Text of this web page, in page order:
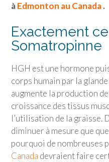
àEdmonton au Canada.
Exactement
Somatropinne
HGH est une hormone
corps humain par la
augmente la production
croissance des tissus
l’utilisation de la graisse.
diminuer à mesure que
pourquoi de nombreuses
Canada devraient faire